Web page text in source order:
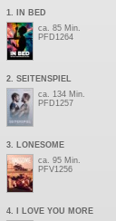
1. IN BED
ca. 85 Min.
PFD1264
2. SEITENSPIEL
ca. 134 Min.
PFD1257
3. LONESOME
ca. 95 Min.
PFV1256
4. I LOVE YOU MORE